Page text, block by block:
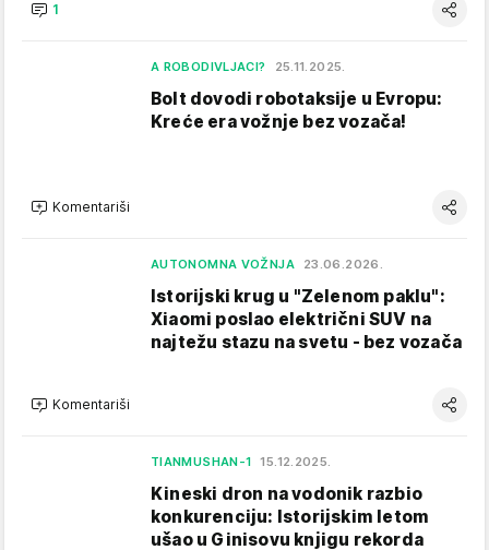
1
A ROBODIVLJACI? 25.11.2025.
Bolt dovodi robotaksije u Evropu:
Kreće era vožnje bez vozača!
Komentariši
AUTONOMNA VOŽNJA 23.06.2026.
Istorijski krug u "Zelenom paklu":
Xiaomi poslao električni SUV na
najtežu stazu na svetu - bez vozača
Komentariši
TIANMUSHAN-1 15.12.2025.
Kineski dron na vodonik razbio
konkurenciju: Istorijskim letom
ušao u Ginisovu knjigu rekorda